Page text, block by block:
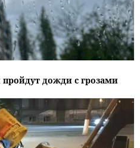
дожди с грозами